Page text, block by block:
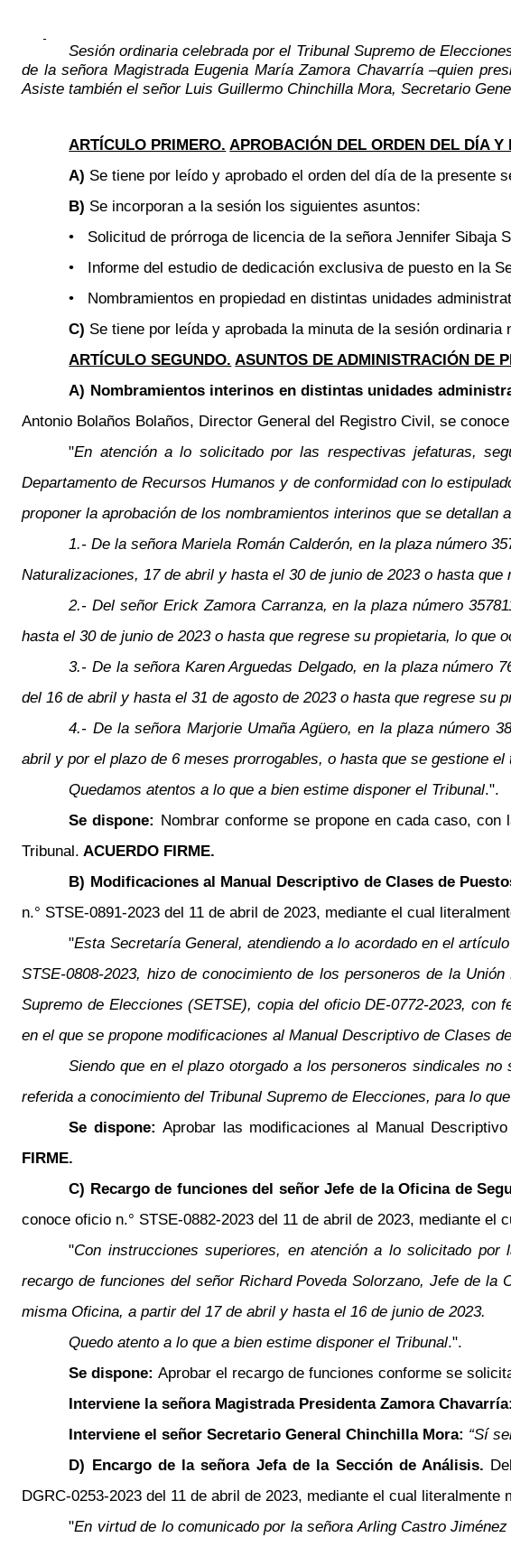
Sesión ordinaria celebrada por el Tribunal Supremo de
de la señora Magistrada Eugenia María Zamora Chavarría –quien
Asiste también el señor Luis Guillermo Chinchilla Mora, Secretario
ARTÍCULO PRIMERO. APROBACIÓN DEL ORDEN DEL DÍA Y
A) Se tiene por leído y aprobado el orden del día de la presente
B) Se incorporan a la sesión los siguientes asuntos:
• Solicitud de prórroga de licencia de la señora Jennifer Sibaja
• Informe del estudio de dedicación exclusiva de puesto en la
• Nombramientos en propiedad en distintas unidades
C) Se tiene por leída y aprobada la minuta de la sesión ordinaria
ARTÍCULO SEGUNDO. ASUNTOS DE ADMINISTRACIÓN DE
A) Nombramientos interinos en distintas unidades
Antonio Bolaños Bolaños, Director General del Registro Civil, se
"En atención a lo solicitado por las respectivas jefaturas,
Departamento de Recursos Humanos y de conformidad con lo
proponer la aprobación de los nombramientos interinos que se detallan
1.- De la señora Mariela Román Calderón, en la plaza número
Naturalizaciones, 17 de abril y hasta el 30 de junio de 2023 o hasta
2.- Del señor Erick Zamora Carranza, en la plaza número
hasta el 30 de junio de 2023 o hasta que regrese su propietaria, lo que
3.- De la señora Karen Arguedas Delgado, en la plaza número
del 16 de abril y hasta el 31 de agosto de 2023 o hasta que regrese su
4.- De la señora Marjorie Umaña Agüero, en la plaza número
abril y por el plazo de 6 meses prorrogables, o hasta que se gestione
Quedamos atentos a lo que a bien estime disponer el Tribunal.".
Se dispone: Nombrar conforme se propone en cada caso,
Tribunal. ACUERDO FIRME.
B) Modificaciones al Manual Descriptivo de Clases de
n.° STSE-0891-2023 del 11 de abril de 2023, mediante el cual
"Esta Secretaría General, atendiendo a lo acordado en el
STSE-0808-2023, hizo de conocimiento de los personeros de la
Supremo de Elecciones (SETSE), copia del oficio DE-0772-2023,
en el que se propone modificaciones al Manual Descriptivo de Clases
Siendo que en el plazo otorgado a los personeros sindicales
referida a conocimiento del Tribunal Supremo de Elecciones, para lo
Se dispone:Aprobar las modificaciones al Manual
FIRME.
C) Recargo de funciones del señor Jefe de la Oficina de
conoce oficio n.° STSE-0882-2023 del 11 de abril de 2023, mediante el
"Con instrucciones superiores, en atención a lo solicitado
recargo de funciones del señor Richard Poveda Solorzano, Jefe de
misma Oficina, a partir del 17 de abril y hasta el 16 de junio de 2023.
Quedo atento a lo que a bien estime disponer el Tribunal.".
Se dispone:Aprobar el recargo de funciones conforme se
Interviene la señora Magistrada Presidenta Zamora Chavarría:
Interviene el señor Secretario General Chinchilla Mora: “Sí
D) Encargo de la señora Jefa de la Sección de Análisis.
DGRC-0253-2023 del 11 de abril de 2023, mediante el cual literalmente
"En virtud de lo comunicado por la señora Arling Castro